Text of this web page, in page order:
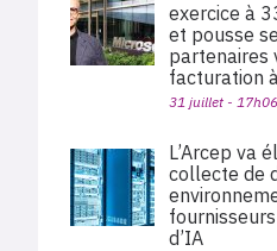
exercice à
et pousse
partenaires
facturation
31 juillet - 17h06
L’Arcep va
collecte de
d’IA